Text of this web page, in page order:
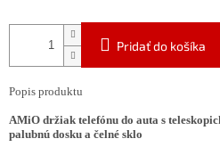
Pridať do košíka
Popis produktu
AMiO držiak telefónu do auta s
palubnú dosku a čelné sklo